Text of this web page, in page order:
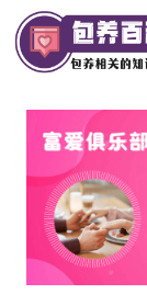
Skip
to
content